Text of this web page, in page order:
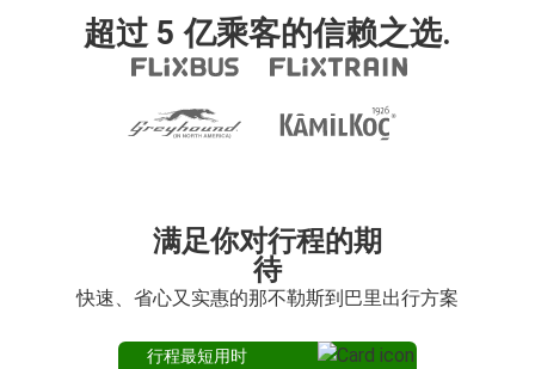
超过 5 亿乘客的信赖之选.
满足你对行程的期
待
快速、省心又实惠的那不勒斯到巴里出行方案
行程最短用时